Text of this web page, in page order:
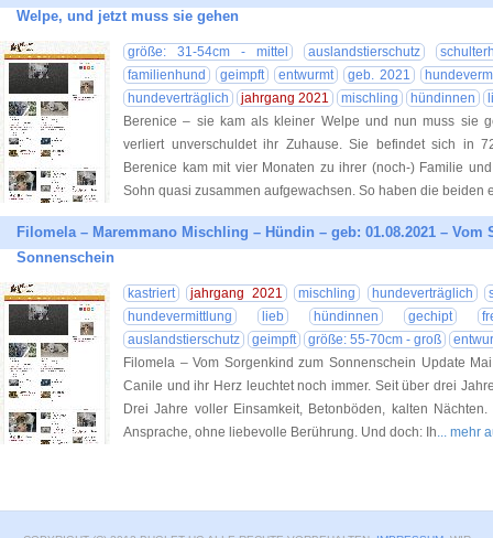
Welpe, und jetzt muss sie gehen
größe: 31-54cm - mittel auslandstierschutz
familienhund
geimpft entwurmt geb. 2021
hundeverträglich
jahrgang 2021 mischling hündinnen
Berenice – sie kam als kleiner Welpe und nun muss sie
verliert unverschuldet ihr Zuhause. Sie befindet sich in
Berenice kam mit vier Monaten zu ihrer (noch-) Familie
Sohn quasi zusammen aufgewachsen. So haben die beiden
Filomela – Maremmano Mischling – Hündin – geb: 01.08.2021 –
Sonnenschein
kastriert jahrgang 2021 mischling hundeverträglich
hundevermittlung
lieb hündinnen gechipt
auslandstierschutz
geimpft größe: 55-70cm - groß
Filomela – Vom Sorgenkind zum Sonnenschein Update
Canile und ihr Herz leuchtet noch immer. Seit über drei
Drei Jahre voller Einsamkeit, Betonböden, kalten
Ansprache, ohne liebevolle Berührung. Und doch: Ih... mehr